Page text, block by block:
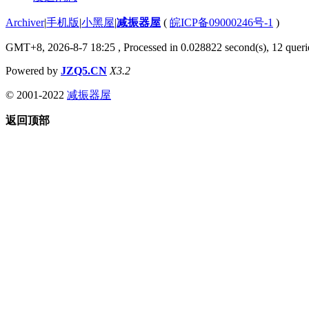
Archiver|手机版|小黑屋|减振器屋 ( 皖ICP备09000246号-1 )
GMT+8, 2026-8-7 18:25 , Processed in 0.028822 second(s), 12
Powered by JZQ5.CN X3.2
© 2001-2022 减振器屋
返回顶部